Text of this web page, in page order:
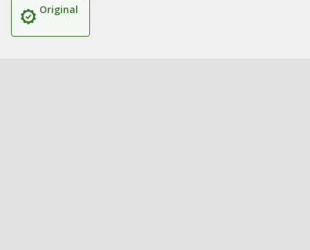
Original